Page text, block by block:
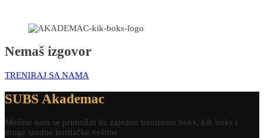
Nemaš izgovor
TRENIRAJ SA NAMA
SUBS Akademac
Možete nam se pridružiti da zajedno treniramo boks, kik boks i
druge srodne borilačke veštine